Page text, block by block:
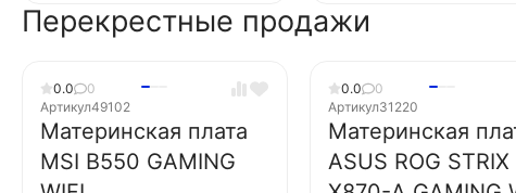
Перекрестные продажи
0.0
0
Артикул49102
Материнская плата
MSI B550 GAMING
0.0
0
Артикул31220
Материнская
ASUS ROG STRIX